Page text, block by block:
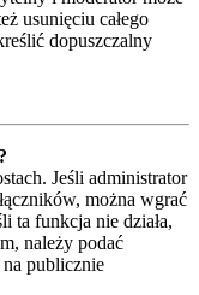
usunięciu całego
dopuszczalny
Jeśli administrator
można wgrać
ta funkcja nie działa,
należy podać
publicznie